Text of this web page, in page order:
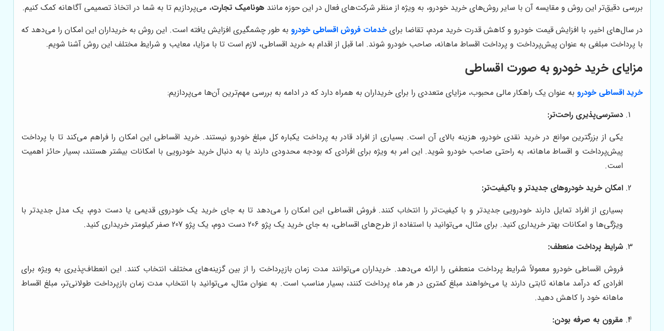
بررسی دقیق‌تر این روش و مقایسه آن با سایر روش‌های خرید خودرو، به ویژه از منظر شرکت‌های فعال در این حوزه مانند هونامیک تجارت، می‌پردازیم تا به شما در اتخاذ تصمیمی آگاهانه کمک کنیم.
در سال‌های اخیر، با افزایش قیمت خودرو و کاهش قدرت خرید مردم، تقاضا برای خدمات فروش اقساطی خودرو به طور چشمگیری افزایش یافته است. این روش به خریداران این امکان را می‌دهد که
با پرداخت مبلغی به عنوان پیش‌پرداخت و پرداخت اقساط ماهانه، صاحب خودرو شوند. اما قبل از اقدام به خرید اقساطی، لازم است تا با مزایا، معایب و شرایط مختلف این روش آشنا شویم.
مزایای خرید خودرو به صورت اقساطی
خرید اقساطی خودرو به عنوان یک راهکار مالی محبوب، مزایای متعددی را برای خریداران به همراه دارد که در ادامه به بررسی مهم‌ترین آن‌ها می‌پردازیم:
دسترسی‌پذیری راحت‌تر:
یکی از بزرگترین موانع در خرید نقدی خودرو، هزینه بالای آن است. بسیاری از افراد قادر به پرداخت یکباره کل مبلغ خودرو نیستند. خرید اقساطی این امکان را فراهم می‌کند تا با پرداخت
پیش‌پرداخت و اقساط ماهانه، به راحتی صاحب خودرو شوید. این امر به ویژه برای افرادی که بودجه محدودی دارند یا به دنبال خرید خودرویی با امکانات بیشتر هستند، بسیار حائز اهمیت
است.
امکان خرید خودروهای جدیدتر و باکیفیت‌تر:
بسیاری از افراد تمایل دارند خودرویی جدیدتر و با کیفیت‌تر را انتخاب کنند. فروش اقساطی این امکان را می‌دهد تا به جای خرید یک خودروی قدیمی یا دست دوم، یک مدل جدیدتر با
ویژگی‌ها و امکانات بهتر خریداری کنید. برای مثال، می‌توانید با استفاده از طرح‌های اقساطی، به جای خرید یک پژو 206 دست دوم، یک پژو 207 صفر کیلومتر خریداری کنید.
شرایط پرداخت منعطف:
فروش اقساطی خودرو معمولاً شرایط پرداخت منعطفی را ارائه می‌دهد. خریداران می‌توانند مدت زمان بازپرداخت را از بین گزینه‌های مختلف انتخاب کنند. این انعطاف‌پذیری به ویژه برای
افرادی که درآمد ماهانه ثابتی دارند یا می‌خواهند مبلغ کمتری در هر ماه پرداخت کنند، بسیار مناسب است. به عنوان مثال، می‌توانید با انتخاب مدت زمان بازپرداخت طولانی‌تر، مبلغ اقساط
ماهانه خود را کاهش دهید.
مقرون به صرفه بودن: